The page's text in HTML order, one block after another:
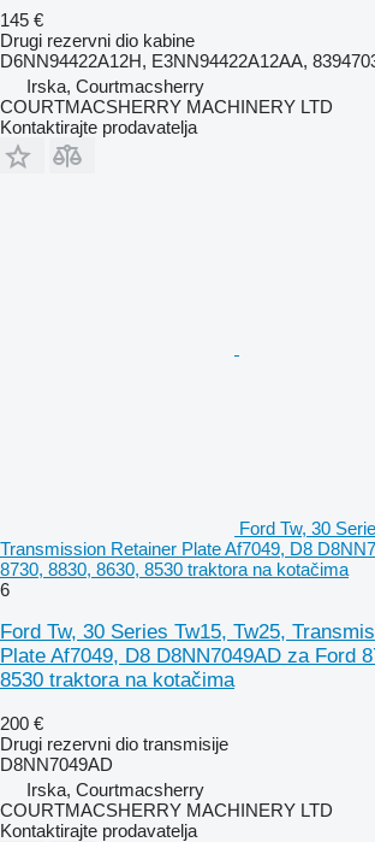
145 €
Drugi rezervni dio kabine
D6NN94422A12H, E3NN94422A12AA,
Irska, Courtmacsherry
COURTMACSHERRY MACHINERY LTD
Kontaktirajte prodavatelja
Ford Tw, 30
Transmission Retainer Plate Af7049, D8
8730, 8830, 8630, 8530 traktora na kotačima
6
Ford Tw, 30 Series Tw15, Tw25,
Plate Af7049, D8 D8NN7049AD za Ford
8530 traktora na kotačima
200 €
Drugi rezervni dio transmisije
D8NN7049AD
Irska, Courtmacsherry
COURTMACSHERRY MACHINERY LTD
Kontaktirajte prodavatelja